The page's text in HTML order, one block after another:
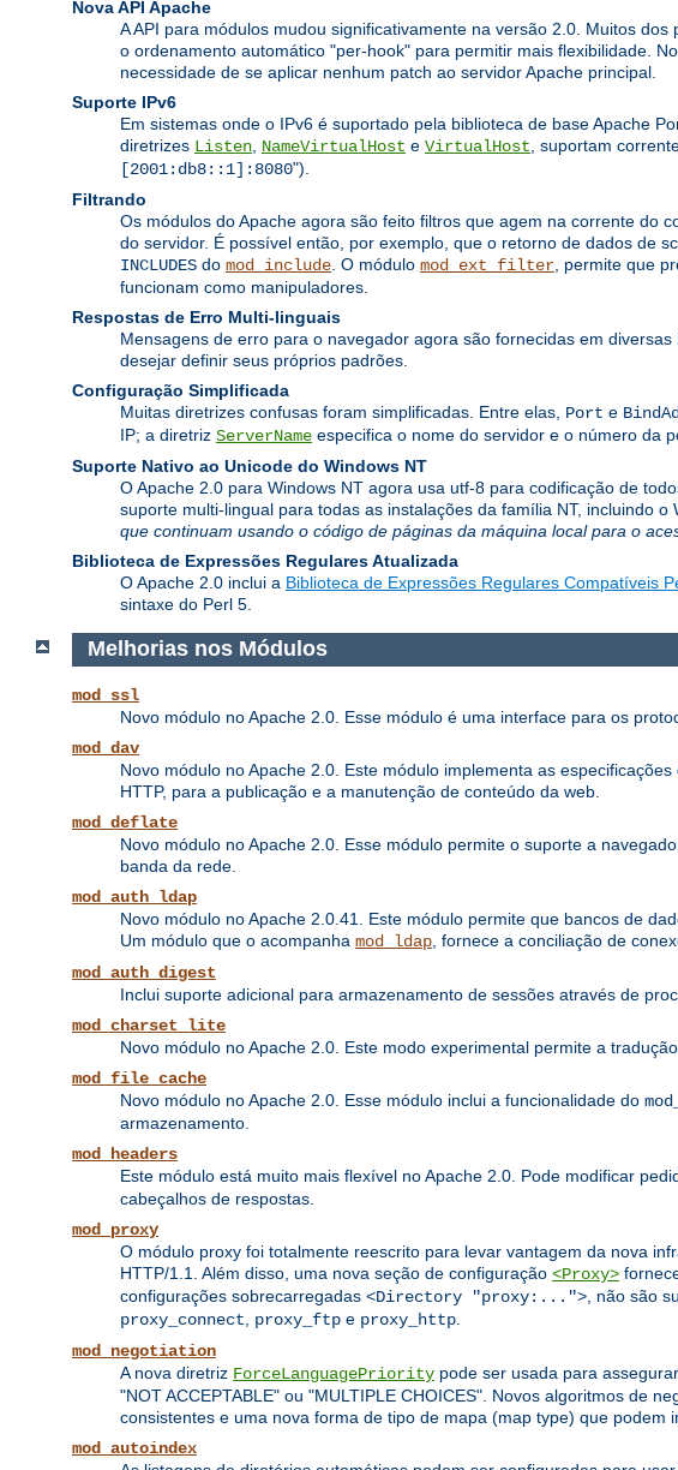
Nova API Apache
A API para módulos mudou significativamente na versão 2.0. Muitos
o ordenamento automático "per-hook" para permitir mais flexibilidade.
necessidade de se aplicar nenhum patch ao servidor Apache principal.
Suporte IPv6
Em sistemas onde o IPv6 é suportado pela biblioteca de base Apache
diretrizes Listen NameVirtualHost e VirtualHost , suportam
[2001:db8::1]:8080").
Filtrando
Os módulos do Apache agora são feito filtros que agem na corrente do
do servidor. É possível então, por exemplo, que o retorno de dados de
INCLUDES do mod_include . O módulo mod_ext_filter , permite que
funcionam como manipuladores.
Respostas de Erro Multi-linguais
Mensagens de erro para o navegador agora são fornecidas em
desejar definir seus próprios padrões.
Configuração Simplificada
Muitas diretrizes confusas foram simplificadas. Entre elas, Port e
IP; a diretriz ServerName especifica o nome do servidor e o número da
Suporte Nativo ao Unicode do Windows NT
O Apache 2.0 para Windows NT agora usa utf-8 para codificação de
suporte multi-lingual para todas as instalações da família NT, incluindo o
que continuam usando o código de páginas da máquina local para o
Biblioteca de Expressões Regulares Atualizada
O Apache 2.0 inclui a Biblioteca de Expressões Regulares Compatíveis
sintaxe do Perl 5.
Melhorias nos Módulos
mod_ssl
Novo módulo no Apache 2.0. Esse módulo é uma interface para os
mod_dav
Novo módulo no Apache 2.0. Este módulo implementa as
HTTP, para a publicação e a manutenção de conteúdo da web.
mod_deflate
Novo módulo no Apache 2.0. Esse módulo permite o suporte a
banda da rede.
mod_auth_ldap
Novo módulo no Apache 2.0.41. Este módulo permite que bancos de
Um módulo que o acompanha mod_ldap , fornece a conciliação de
mod_auth_digest
Inclui suporte adicional para armazenamento de sessões através de
mod_charset_lite
Novo módulo no Apache 2.0. Este modo experimental permite a
mod_file_cache
Novo módulo no Apache 2.0. Esse módulo inclui a funcionalidade do
armazenamento.
mod_headers
Este módulo está muito mais flexível no Apache 2.0. Pode modificar
cabeçalhos de respostas.
mod_proxy
O módulo proxy foi totalmente reescrito para levar vantagem da nova
HTTP/1.1. Além disso, uma nova seção de configuração <Proxy>
configurações sobrecarregadas <Directory "proxy:..."> , não são
proxy_connect
proxy_ftp e proxy_http
mod_negotiation
A nova diretriz ForceLanguagePriority pode ser usada para
"NOT ACCEPTABLE" ou "MULTIPLE CHOICES". Novos algoritmos de
consistentes e uma nova forma de tipo de mapa (map type) que podem
mod_autoindex